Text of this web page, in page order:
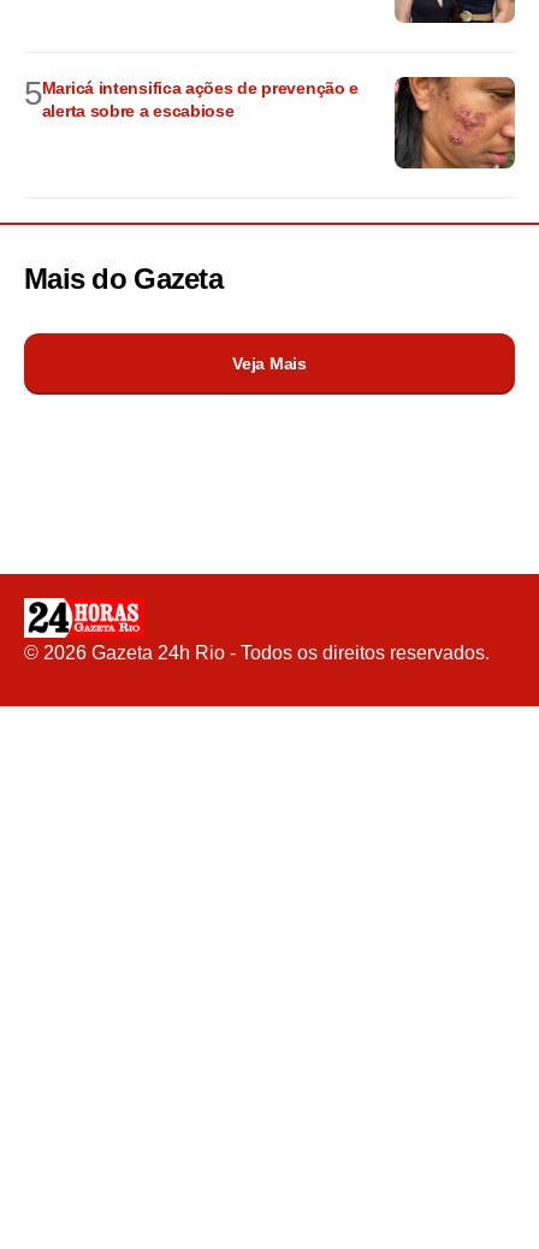
5Maricá intensifica ações de prevenção e
alerta sobre a escabiose
Mais do Gazeta
Veja Mais
© 2026 Gazeta 24h Rio - Todos os direitos reservados.